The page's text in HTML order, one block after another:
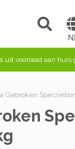
uit voorraad aan huis
Gebroken